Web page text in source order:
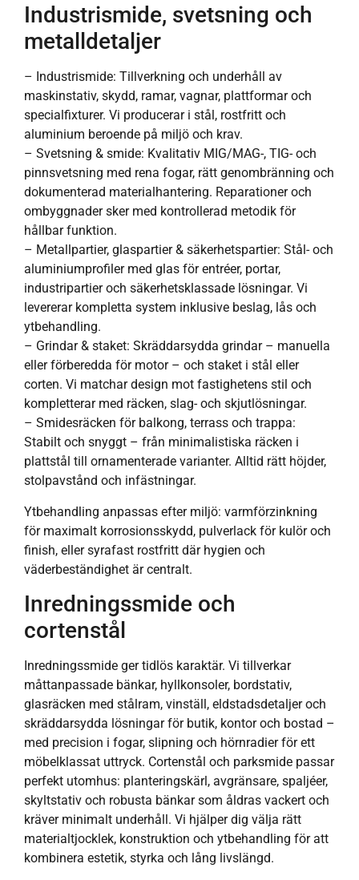
Industrismide, svetsning och
metalldetaljer
– Industrismide: Tillverkning och underhåll av
maskinstativ, skydd, ramar, vagnar, plattformar och
specialfixturer. Vi producerar i stål, rostfritt och
aluminium beroende på miljö och krav.
– Svetsning & smide: Kvalitativ MIG/MAG-, TIG- och
pinnsvetsning med rena fogar, rätt genombränning och
dokumenterad materialhantering. Reparationer och
ombyggnader sker med kontrollerad metodik för
hållbar funktion.
– Metallpartier, glaspartier & säkerhetspartier: Stål- och
aluminiumprofiler med glas för entréer, portar,
industripartier och säkerhetsklassade lösningar. Vi
levererar kompletta system inklusive beslag, lås och
ytbehandling.
– Grindar & staket: Skräddarsydda grindar – manuella
eller förberedda för motor – och staket i stål eller
corten. Vi matchar design mot fastighetens stil och
kompletterar med räcken, slag- och skjutlösningar.
– Smidesräcken för balkong, terrass och trappa:
Stabilt och snyggt – från minimalistiska räcken i
plattstål till ornamenterade varianter. Alltid rätt höjder,
stolpavstånd och infästningar.
Ytbehandling anpassas efter miljö: varmförzinkning
för maximalt korrosionsskydd, pulverlack för kulör och
finish, eller syrafast rostfritt där hygien och
väderbeständighet är centralt.
Inredningssmide och
cortenstål
Inredningssmide ger tidlös karaktär. Vi tillverkar
måttanpassade bänkar, hyllkonsoler, bordstativ,
glasräcken med stålram, vinställ, eldstadsdetaljer och
skräddarsydda lösningar för butik, kontor och bostad –
med precision i fogar, slipning och hörnradier för ett
möbelklassat uttryck. Cortenstål och parksmide passar
perfekt utomhus: planteringskärl, avgränsare, spaljéer,
skyltstativ och robusta bänkar som åldras vackert och
kräver minimalt underhåll. Vi hjälper dig välja rätt
materialtjocklek, konstruktion och ytbehandling för att
kombinera estetik, styrka och lång livslängd.